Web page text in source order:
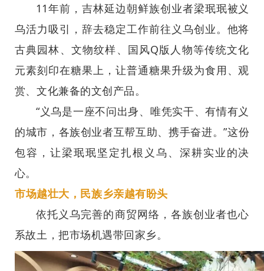
11年前，吉林延边朝鲜族创业者梁珉珉被义
乌活力吸引，辞去稳定工作前往义乌创业。他将
古典园林、文物纹样、国风Q版人物等传统文化
元素刻印在糖果上，让普通糖果升级为食用、观
赏、文化兼备的文创产品。
“义乌是一座不问出身、唯凭实干、有情有义
的城市，各族创业者互帮互助、携手奋进。”这份
包容，让梁珉珉坚定扎根义乌、深耕实业的决
心。
市场越壮大，民族乡亲越有盼头
依托义乌完善的商贸网络，各族创业者也心
系故土，把市场机遇带回家乡。